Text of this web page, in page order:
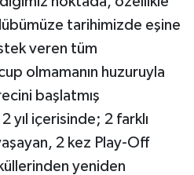
tarihimizde eşine
veren tüm
olmamanın huzuruyla
başlatmış
yıl içerisinde; 2 farklı
2 kez Play-Off
yeniden